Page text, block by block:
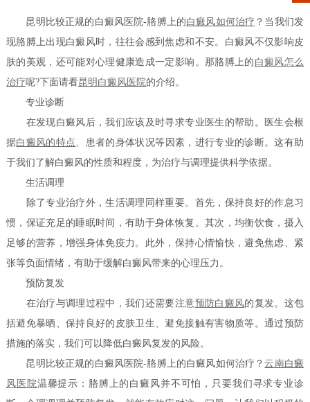
昆明比较正规的白癜风医院-胳膊上的白癜风如何治疗 ？当我们发
现胳膊上出现白癜风时，往往会感到焦虑和不安。白癜风不仅影响皮
肤的美观，还可能对心理健康造成一定影响。那胳膊上的 白癜风怎么
治疗呢?下面请看昆明白癜风医院的介绍。
专业诊断
在发现白癜风后，我们应该及时寻求专业医生的帮助。医生会根
据白癜风的特点、患者的身体状况等因素，进行专业的诊断。这有助
于我们了解白癜风的性质和程度，为治疗与调理提供科学依据。
生活调理
除了专业治疗外，生活调理同样重要。首先，保持良好的作息习
惯，保证充足的睡眠时间，有助于身体恢复。其次，均衡饮食，摄入
足够的营养，增强身体免疫力。此外，保持心情愉快，避免焦虑、紧
张等负面情绪，有助于缓解白癜风带来的心理压力。
预防复发
在治疗与调理过程中，我们还需要注意预防白癜风的复发。这包
括避免暴晒、保持良好的皮肤卫生、避免接触有害物质等。通过预防
措施的落实，我们可以降低白癜风复发的风险。
昆明比较正规的白癜风医院-胳膊上的白癜风如何治疗？云南白癜
风医院温馨提示：胳膊上的白癜风并不可怕，只要我们寻求专业诊